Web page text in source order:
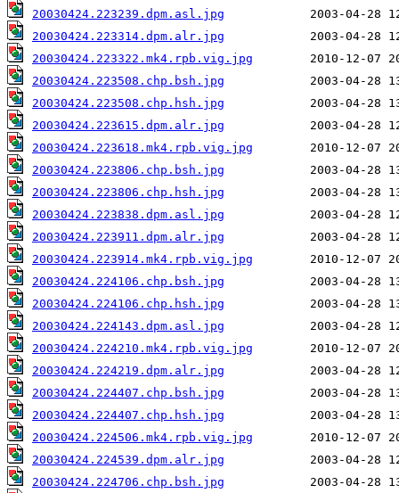
20030424.223239.dpm.asl.jpg
20030424.223314.dpm.alr.jpg
20030424.223322.mk4.rpb.vig.jpg
20030424.223508.chp.bsh.jpg
20030424.223508.chp.hsh.jpg
20030424.223615.dpm.alr.jpg
20030424.223618.mk4.rpb.vig.jpg
20030424.223806.chp.bsh.jpg
20030424.223806.chp.hsh.jpg
20030424.223838.dpm.asl.jpg
20030424.223911.dpm.alr.jpg
20030424.223914.mk4.rpb.vig.jpg
20030424.224106.chp.bsh.jpg
20030424.224106.chp.hsh.jpg
20030424.224143.dpm.asl.jpg
20030424.224210.mk4.rpb.vig.jpg
20030424.224219.dpm.alr.jpg
20030424.224407.chp.bsh.jpg
20030424.224407.chp.hsh.jpg
20030424.224506.mk4.rpb.vig.jpg
20030424.224539.dpm.alr.jpg
20030424.224706.chp.bsh.jpg